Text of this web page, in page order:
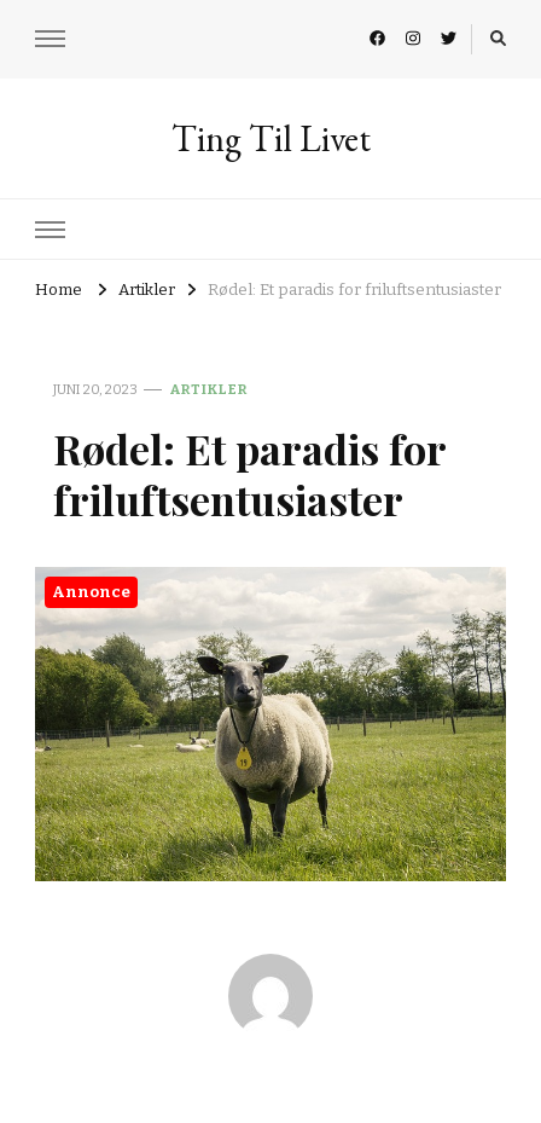
Ting Til Livet
Home Artikler Rødel: Et paradis for friluftsentusiaster
JUNI 20, 2023 ARTIKLER
Rødel: Et paradis for
friluftsentusiaster
Annonce